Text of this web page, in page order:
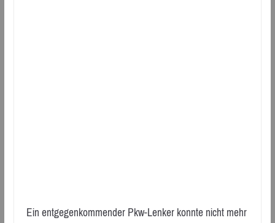
Ein entgegenkommender Pkw-Lenker konnte nicht mehr